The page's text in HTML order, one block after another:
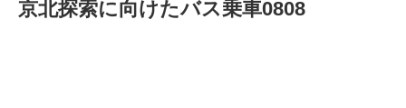
京北探索に向けたバス乗車0808